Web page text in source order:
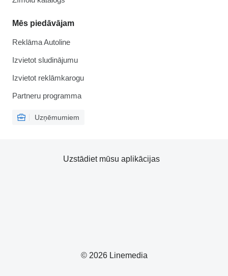
Mēs piedāvājam
Reklāma Autoline
Izvietot sludinājumu
Izvietot reklāmkarogu
Partneru programma
Uzņēmumiem
© 2026 Linemedia
Uzstādiet mūsu aplikācijas